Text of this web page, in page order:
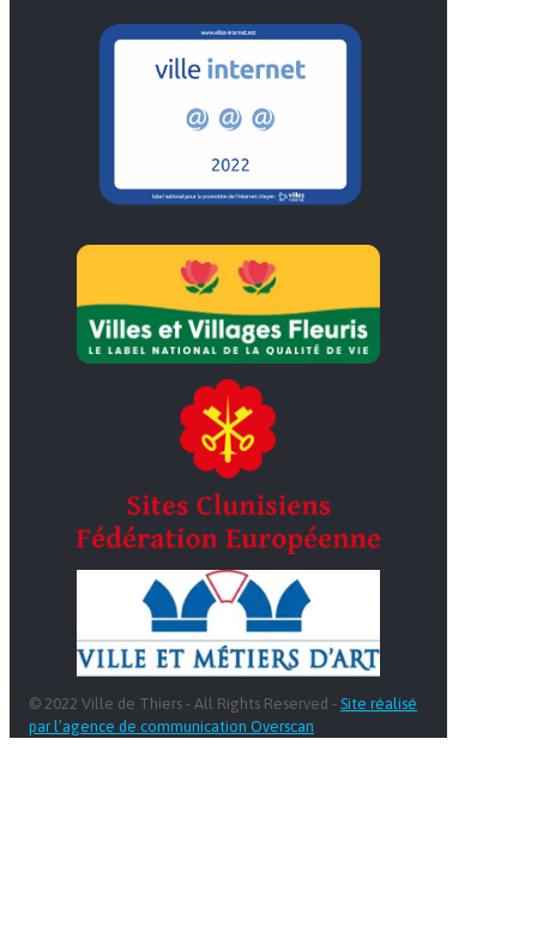
© 2022 Ville de Thiers - All Rights Reserved - Site réalisé
par l’agence de communication Overscan